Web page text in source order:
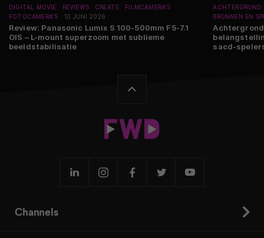
DIGITAL MOVIE REVIEWS CREATE
FILMCAMERA'S
FOTOCAMERA'S
10 JUNI 2026
Review: Panasonic Lumix S 100-500mm F5-7.1
OIS – L-mount superzoom met sublieme
beeldstabilisatie
ACHTERGROND
BRONNEN EN
sacd-
Channels